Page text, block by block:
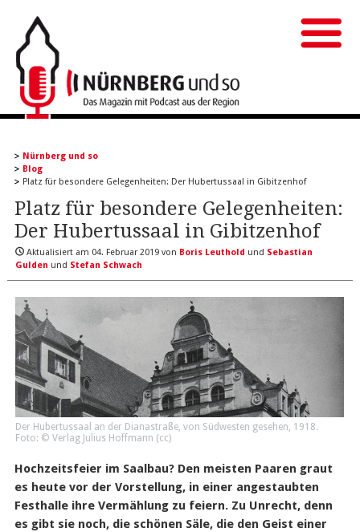
Nürnberg und so
Blog
Platz für besondere Gelegenheiten: Der Hubertussaal in Gibitzenhof
Platz für besondere Gelegenheiten:
Der Hubertussaal in Gibitzenhof
Aktualisiert am 04. Februar 2019von Boris Leuthold und Sebastian
Gulden und Stefan Schwach
Der Hubertussaal an der Dianastraße, von Südwesten gesehen, 1918.
Foto: © Verlag Julius Hoffmann (cc)
Hochzeitsfeier im Saalbau? Den meisten Paaren graut
es heute vor der Vorstellung, in einer angestaubten
Festhalle ihre Vermählung zu feiern. Zu Unrecht, denn
es gibt sie noch, die schönen Säle, die den Geist einer